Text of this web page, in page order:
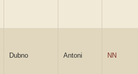
Dubno Antoni NN